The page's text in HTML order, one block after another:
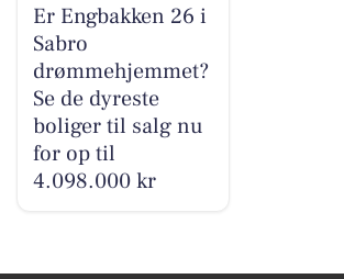
Er Engbakken 26 i
Sabro
drømmehjemmet?
Se de dyreste
boliger til salg nu
for op til
4.098.000 kr